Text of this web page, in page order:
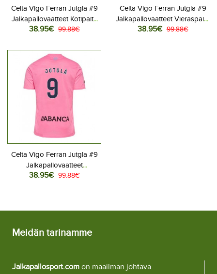
Celta Vigo Ferran Jutgla #9
Jalkapallovaatteet Kotipaita
2025-26 Lyhythihainen
38.95€ 99.88€
Celta Vigo Ferran Jutgla #9
Jalkapallovaatteet Vieraspaita
2025-26 Lyhythihainen
38.95€ 99.88€
Celta Vigo Ferran Jutgla #9
Jalkapallovaatteet
Kolmaspaita 2025-26
38.95€ 99.88€
Meidän tarinamme
Jalkapallosport.com on maailman johtava